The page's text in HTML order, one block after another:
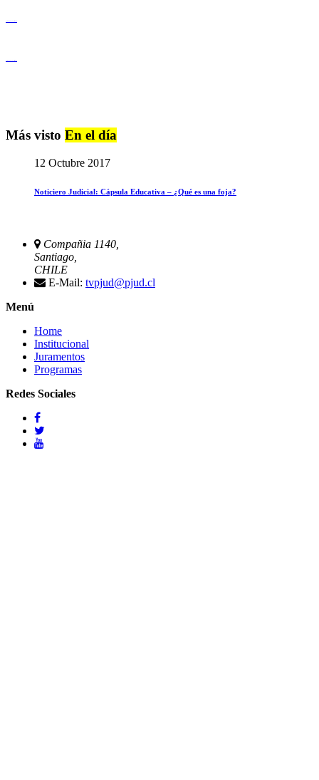
Más visto En el día
12 Octubre 2017
Noticiero Judicial: Cápsula Educativa – ¿Qué es una foja?
Compañia 1140,
Santiago,
CHILE
E-Mail: tvpjud@pjud.cl
Menú
Home
Institucional
Juramentos
Programas
Redes Sociales